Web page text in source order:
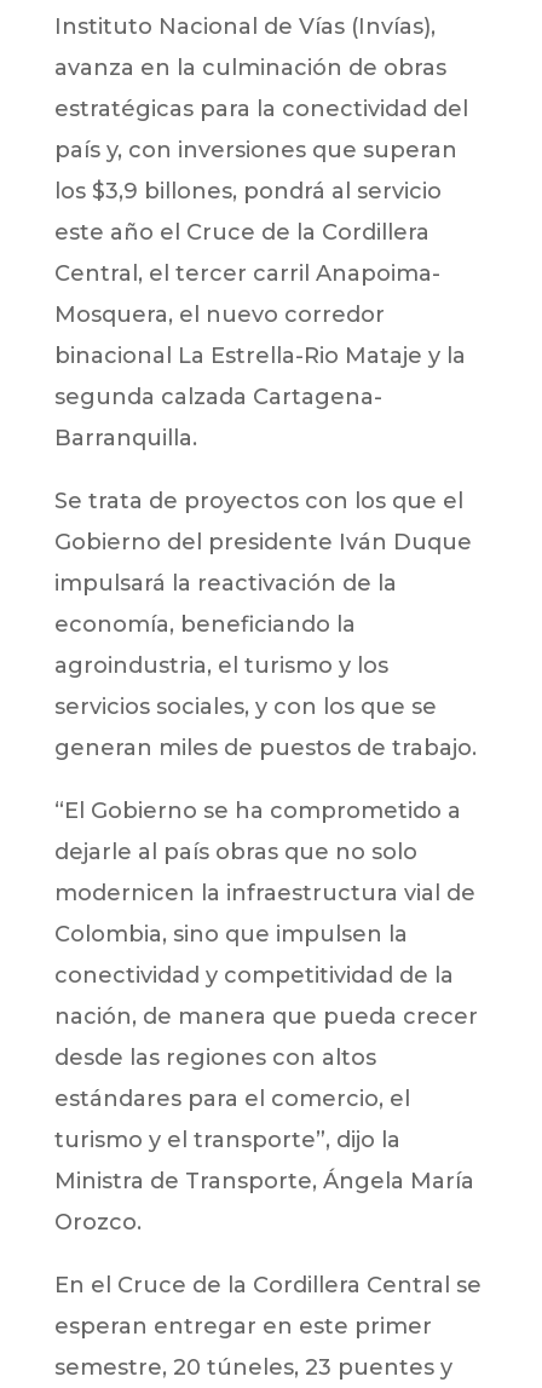
Instituto Nacional de Vías (Invías),
avanza en la culminación de obras
estratégicas para la conectividad del
país y, con inversiones que superan
los $3,9 billones, pondrá al servicio
este año el Cruce de la Cordillera
Central, el tercer carril Anapoima-
Mosquera, el nuevo corredor
binacional La Estrella-Rio Mataje y la
segunda calzada Cartagena-
Barranquilla.
Se trata de proyectos con los que el
Gobierno del presidente Iván Duque
impulsará la reactivación de la
economía, beneficiando la
agroindustria, el turismo y los
servicios sociales, y con los que se
generan miles de puestos de trabajo.
“El Gobierno se ha comprometido a
dejarle al país obras que no solo
modernicen la infraestructura vial de
Colombia, sino que impulsen la
conectividad y competitividad de la
nación, de manera que pueda crecer
desde las regiones con altos
estándares para el comercio, el
turismo y el transporte”, dijo la
Ministra de Transporte, Ángela María
Orozco.
En el Cruce de la Cordillera Central se
esperan entregar en este primer
semestre, 20 túneles, 23 puentes y